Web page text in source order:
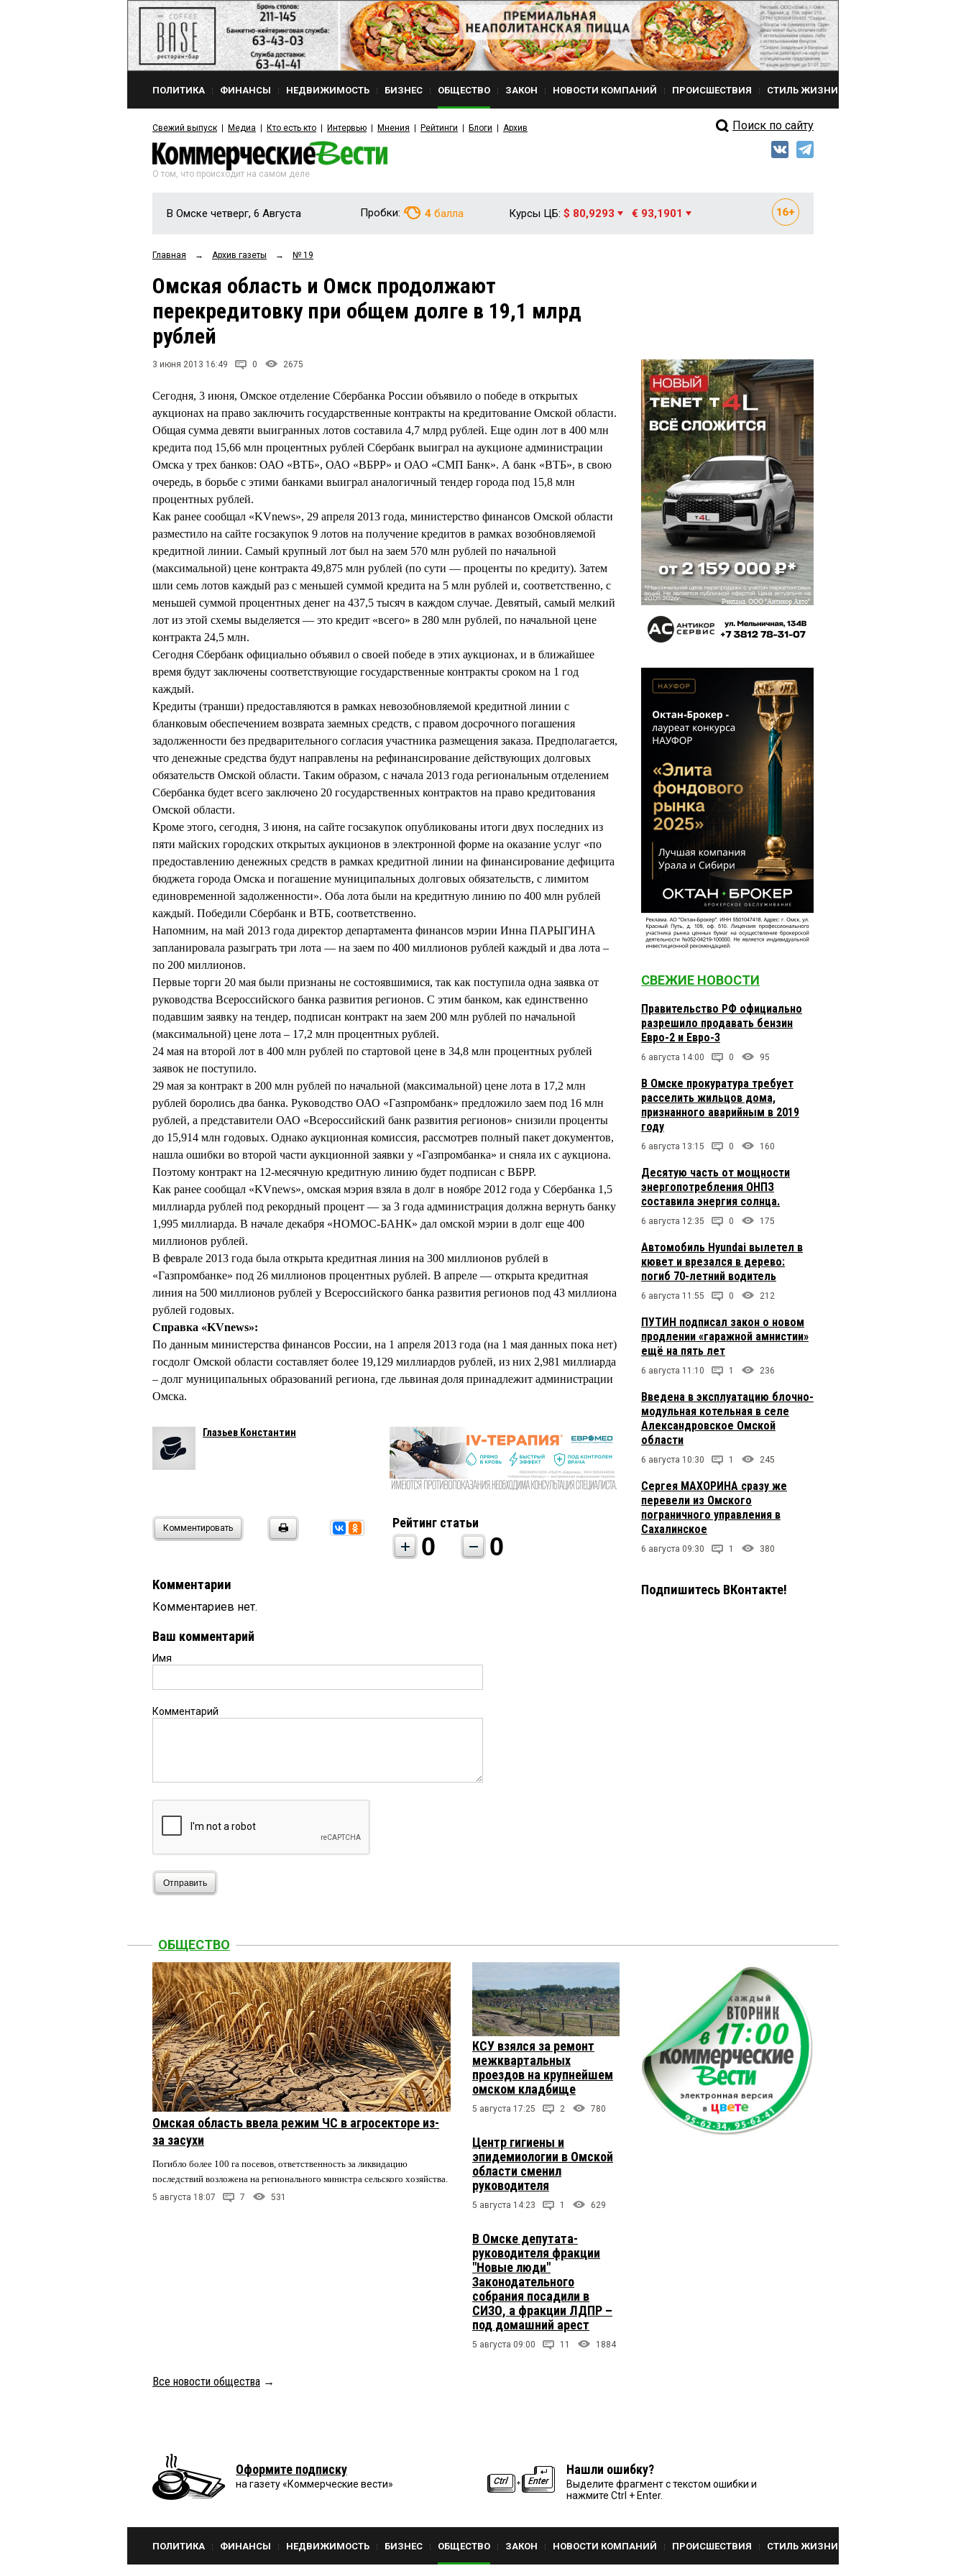
ПОЛИТИКА ФИНАНСЫ НЕДВИЖИМОСТЬ БИЗНЕС ОБЩЕСТВО ЗАКОН НОВОСТИ КОМПАНИЙ ПРОИСШЕСТВИЯ СТИЛЬ ЖИЗНИ
Свежий выпуск Медиа Кто есть кто Интервью Мнения Рейтинги Блоги Архив Поиск по сайту
О том, что происходит на самом деле
В Омске четверг, 6 Августа Пробки: 4 балла Курсы ЦБ: $ 80,9293 € 93,1901
Главная → Архив газеты → № 19
Омская область и Омск продолжают
перекредитовку при общем долге в 19,1 млрд
рублей
3 июня 2013 16:49 0 2675
Сегодня, 3 июня, Омское отделение Сбербанка России объявило о победе в открытых
аукционах на право заключить государственные контракты на кредитование Омской области.
Общая сумма девяти выигранных лотов составила 4,7 млрд рублей. Еще один лот в 400 млн
кредита под 15,66 млн процентных рублей Сбербанк выиграл на аукционе администрации
Омска у трех банков: ОАО «ВТБ», ОАО «ВБРР» и ОАО «СМП Банк». А банк «ВТБ», в свою
очередь, в борьбе с этими банками выиграл аналогичный тендер города под 15,8 млн
процентных рублей.
Как ранее сообщал «KVnews», 29 апреля 2013 года, министерство финансов Омской области
разместило на сайте госзакупок 9 лотов на получение кредитов в рамках возобновляемой
кредитной линии. Самый крупный лот был на заем 570 млн рублей по начальной
(максимальной) цене контракта 49,875 млн рублей (по сути — проценты по кредиту). Затем
шли семь лотов каждый раз с меньшей суммой кредита на 5 млн рублей и, соответственно, с
меньшей суммой процентных денег на 437,5 тысяч в каждом случае. Девятый, самый мелкий
лот из этой схемы выделяется — это кредит «всего» в 280 млн рублей, по начальной цене
контракта 24,5 млн.
Сегодня Сбербанк официально объявил о своей победе в этих аукционах, и в ближайшее
время будут заключены соответствующие государственные контракты сроком на 1 год
каждый.
Кредиты (транши) предоставляются в рамках невозобновляемой кредитной линии с
бланковым обеспечением возврата заемных средств, с правом досрочного погашения
задолженности без предварительного согласия участника размещения заказа. Предполагается,
что денежные средства будут направлены на рефинансирование действующих долговых
обязательств Омской области. Таким образом, с начала 2013 года региональным отделением
Сбербанка будет всего заключено 20 государственных контрактов на право кредитования
Омской области.
Кроме этого, сегодня, 3 июня, на сайте госзакупок опубликованы итоги двух последних из
пяти майских городских открытых аукционов в электронной форме на оказание услуг «по
предоставлению денежных средств в рамках кредитной линии на финансирование дефицита
бюджета города Омска и погашение муниципальных долговых обязательств, с лимитом
единовременной задолженности». Оба лота были на кредитную линию по 400 млн рублей
каждый. Победили Сбербанк и ВТБ, соответственно.
Напомним, на май 2013 года директор департамента финансов мэрии Инна ПАРЫГИНА
запланировала разыграть три лота — на заем по 400 миллионов рублей каждый и два лота –
по 200 миллионов.
Первые торги 20 мая были признаны не состоявшимися, так как поступила одна заявка от
руководства Всероссийского банка развития регионов. С этим банком, как единственно
подавшим заявку на тендер, подписан контракт на заем 200 млн рублей по начальной
(максимальной) цене лота – 17,2 млн процентных рублей.
24 мая на второй лот в 400 млн рублей по стартовой цене в 34,8 млн процентных рублей
заявок не поступило.
29 мая за контракт в 200 млн рублей по начальной (максимальной) цене лота в 17,2 млн
рублей боролись два банка. Руководство ОАО «Газпромбанк» предложило заем под 16 млн
рублей, а представители ОАО «Всероссийский банк развития регионов» снизили проценты
до 15,914 млн годовых. Однако аукционная комиссия, рассмотрев полный пакет документов,
нашла ошибки во второй части аукционной заявки у «Газпромбанка» и сняла их с аукциона.
Поэтому контракт на 12-месячную кредитную линию будет подписан с ВБРР.
Как ранее сообщал «KVnews», омская мэрия взяла в долг в ноябре 2012 года у Сбербанка 1,5
миллиарда рублей под рекордный процент — за 3 года администрация должна вернуть банку
1,995 миллиарда. В начале декабря «НОМОС-БАНК» дал омской мэрии в долг еще 400
миллионов рублей.
В феврале 2013 года была открыта кредитная линия на 300 миллионов рублей в
«Газпромбанке» под 26 миллионов процентных рублей. В апреле — открыта кредитная
линия на 500 миллионов рублей у Всероссийского банка развития регионов под 43 миллиона
рублей годовых.
Справка «KVnews»:
По данным министерства финансов России, на 1 апреля 2013 года (на 1 мая данных пока нет)
госдолг Омской области составляет более 19,129 миллиардов рублей, из них 2,981 миллиарда
– долг муниципальных образований региона, где львиная доля принадлежит администрации
Омска.
Глазьев Константин
Комментировать Рейтинг статьи
0 0
Комментарии
Комментариев нет.
Ваш комментарий
Имя
Комментарий
Отправить
СВЕЖИЕ НОВОСТИ
Правительство РФ официально
разрешило продавать бензин
Евро-2 и Евро-3
6 августа 14:00 0 95
В Омске прокуратура требует
расселить жильцов дома,
признанного аварийным в 2019
году
6 августа 13:15 0 160
Десятую часть от мощности
энергопотребления ОНПЗ
составила энергия солнца.
6 августа 12:35 0 175
Автомобиль Hyundai вылетел в
кювет и врезался в дерево:
погиб 70-летний водитель
6 августа 11:55 0 212
ПУТИН подписал закон о новом
продлении «гаражной амнистии»
ещё на пять лет
6 августа 11:10 1 236
Введена в эксплуатацию блочно-
модульная котельная в селе
Александровское Омской
области
6 августа 10:30 1 245
Сергея МАХОРИНА сразу же
перевели из Омского
пограничного управления в
Сахалинское
6 августа 09:30 1 380
Подпишитесь ВКонтакте!
ОБЩЕСТВО
Омская область ввела режим ЧС в агросекторе из-
за засухи
Погибло более 100 га посевов, ответственность за ликвидацию
последствий возложена на регионального министра сельского хозяйства.
5 августа 18:07 7 531
КСУ взялся за ремонт
межквартальных
проездов на крупнейшем
омском кладбище
5 августа 17:25 2 780
Центр гигиены и
эпидемиологии в Омской
области сменил
руководителя
5 августа 14:23 1 629
В Омске депутата-
руководителя фракции
"Новые люди"
Законодательного
собрания посадили в
СИЗО, а фракции ЛДПР –
под домашний арест
5 августа 09:00 11 1884
Все новости общества →
Оформите подписку
на газету «Коммерческие вести»
Нашли ошибку?
Выделите фрагмент с текстом ошибки и
нажмите Ctrl + Enter.
ПОЛИТИКА ФИНАНСЫ НЕДВИЖИМОСТЬ БИЗНЕС ОБЩЕСТВО ЗАКОН НОВОСТИ КОМПАНИЙ ПРОИСШЕСТВИЯ СТИЛЬ ЖИЗНИ